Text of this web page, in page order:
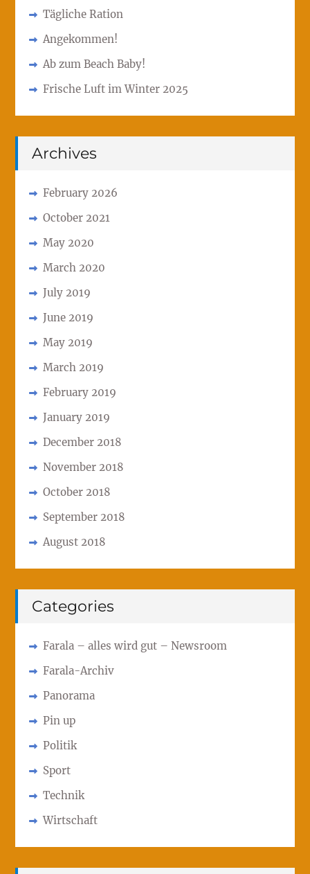
Tägliche Ration
Angekommen!
Ab zum Beach Baby!
Frische Luft im Winter 2025
Archives
February 2026
October 2021
May 2020
March 2020
July 2019
June 2019
May 2019
March 2019
February 2019
January 2019
December 2018
November 2018
October 2018
September 2018
August 2018
Categories
Farala – alles wird gut – Newsroom
Farala-Archiv
Panorama
Pin up
Politik
Sport
Technik
Wirtschaft